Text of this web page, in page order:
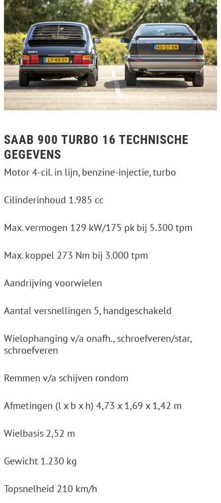
SAAB 900 TURBO 16 TECHNISCHE
GEGEVENS
Motor 4-cil. in lijn, benzine-injectie, turbo
Cilinderinhoud 1.985 cc
Max. vermogen 129 kW/175 pk bij 5.300 tpm
Max. koppel 273 Nm bij 3.000 tpm
Aandrijving voorwielen
Aantal versnellingen 5, handgeschakeld
Wielophanging v/a onafh., schroefveren/star,
schroefveren
Remmen v/a schijven rondom
Afmetingen (l x b x h) 4,73 x 1,69 x 1,42 m
Wielbasis 2,52 m
Gewicht 1.230 kg
Topsnelheid 210 km/h